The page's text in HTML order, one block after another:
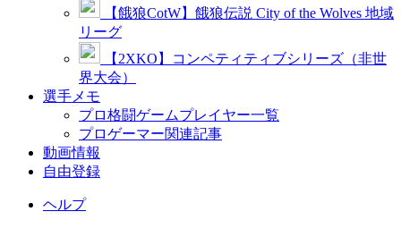
【餓狼CotW】餓狼伝説 City of the Wolves 地域
リーグ
【2XKO】コンペティティブシリーズ（非世
界大会）
選手メモ
プロ格闘ゲームプレイヤー一覧
プロゲーマー関連記事
動画情報
自由登録
ヘルプ